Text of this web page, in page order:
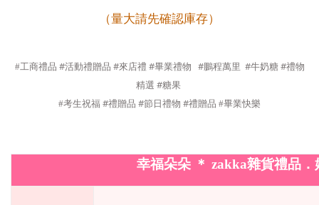
（量大請先確認庫存）
#工商禮品 #活動禮贈品 #來店禮 #畢業禮物 #鵬程萬里 #牛奶糖#禮物
精選 #糖果
#考生祝福 #禮贈品 #節日禮物 #禮贈品 #畢業快樂
幸福朵朵 ＊ zakka雜貨禮品．